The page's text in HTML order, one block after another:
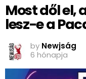
Most dől el,
lesz-e a
by Newjság
6 hónapja